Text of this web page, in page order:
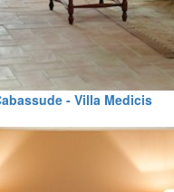
- Villa Medicis